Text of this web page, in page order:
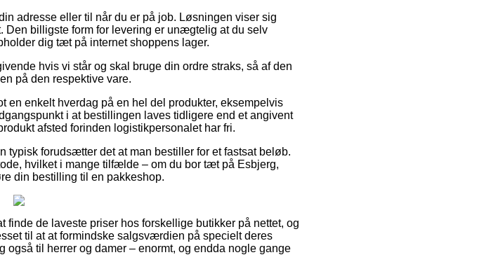
adresse eller til når du er på job. Løsningen viser sig
Den billigste form for levering er unægtelig at du selv
dig tæt på internet shoppens lager.
hvis vi står og skal bruge din ordre straks, så af den
på den respektive vare.
en enkelt hverdag på en hel del produkter, eksempelvis
i at bestillingen laves tidligere end et angivent
afsted forinden logistikpersonalet har fri.
typisk forudsætter det at man bestiller for et fastsat beløb.
hvilket i mange tilfælde – om du bor tæt på Esbjerg,
din bestilling til en pakkeshop.
de laveste priser hos forskellige butikker på nettet, og
til at at formindske salgsværdien på specielt deres
også til herrer og damer – enormt, og endda nogle gange